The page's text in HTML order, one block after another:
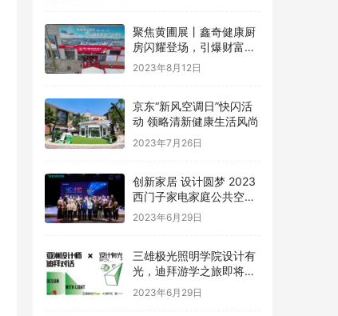
聚焦黄圃展丨鑫奇健康厨
房闪耀登场，引爆财富盛
宴
2023年8月12日
京东“新风空调日”快闪活
动 领略清新健康生活风尚
2023年7月26日
创新家居 设计圆梦 2023
西门子家电家庭公共空间
设计大赛圆满礼成
2023年6月29日
三雄极光照明学院设计有
光，迪拜游学之旅即将启
程
2023年6月29日